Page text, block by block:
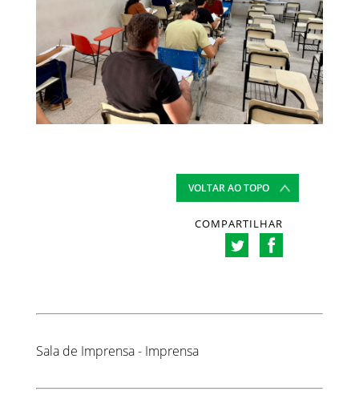
VOLTAR AO TOPO
COMPARTILHAR
Sala de Imprensa - Imprensa